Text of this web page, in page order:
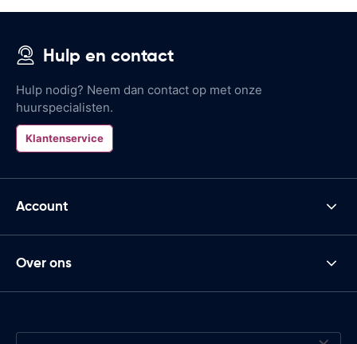
Hulp en contact
Hulp nodig? Neem dan contact op met onze
huurspecialisten.
Klantenservice
Account
Over ons